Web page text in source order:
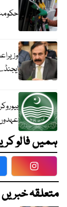
عہدوں
ہمیں فالو
متعلقہ خبریں